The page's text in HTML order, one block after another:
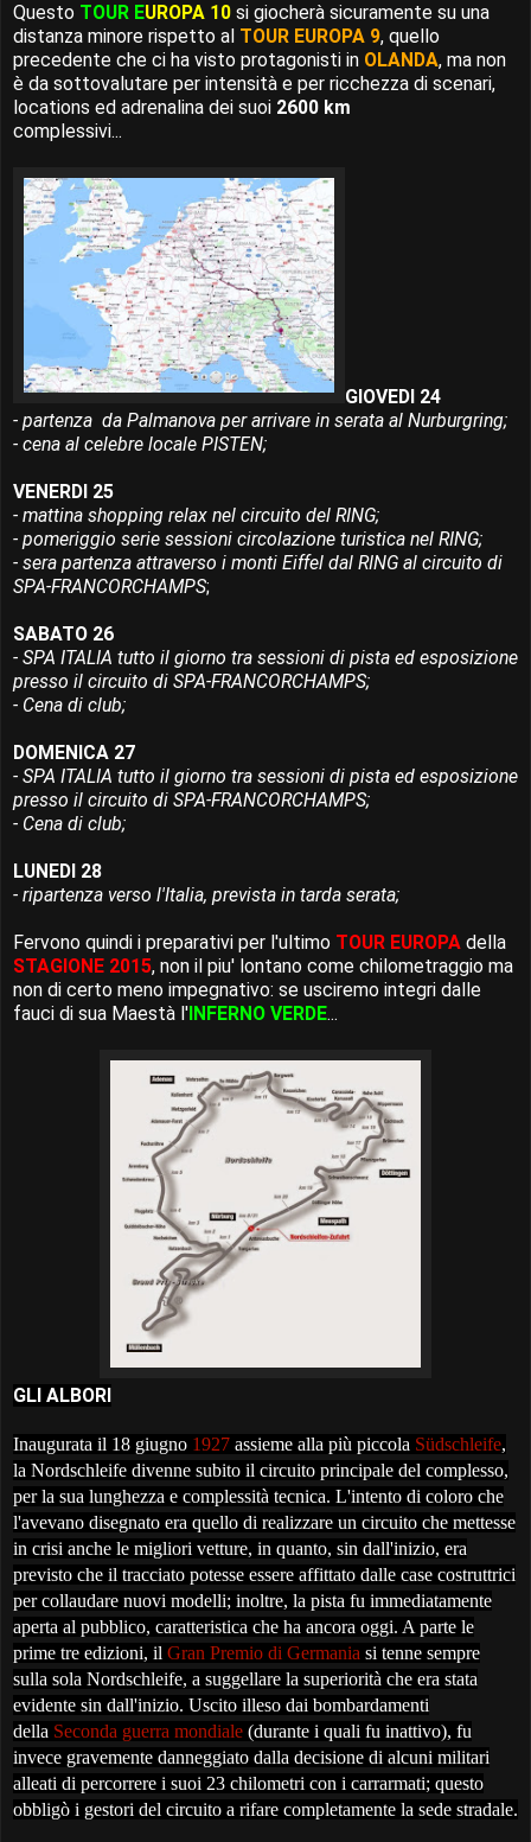
Questo TOUR EUROPA 10 si giocherà sicuramente su una
distanza minore rispetto al TOUR EUROPA 9, quello
precedente che ci ha visto protagonisti in OLANDA, ma non
è da sottovalutare per intensità e per ricchezza di scenari,
locations ed adrenalina dei suoi 2600 km
complessivi...
GIOVEDI 24
- partenza da Palmanova per arrivare in serata al Nurburgring;
- cena al celebre locale PISTEN;
VENERDI 25
- mattina shopping relax nel circuito del RING;
- pomeriggio serie sessioni circolazione turistica nel RING;
- sera partenza attraverso i monti Eiffel dal RING al circuito di
SPA-FRANCORCHAMPS;
SABATO 26
- SPA ITALIA tutto il giorno tra sessioni di pista ed esposizione
presso il circuito di SPA-FRANCORCHAMPS;
- Cena di club;
DOMENICA 27
- SPA ITALIA tutto il giorno tra sessioni di pista ed esposizione
presso il circuito di SPA-FRANCORCHAMPS;
- Cena di club;
LUNEDI 28
- ripartenza verso l'Italia, prevista in tarda serata;
Fervono quindi i preparativi per l'ultimo TOUR EUROPA della
STAGIONE 2015, non il piu' lontano come chilometraggio ma
non di certo meno impegnativo: se usciremo integri dalle
fauci di sua Maestà l' INFERNO VERDE...
GLI ALBORI
Inaugurata il 18 giugno 1927 assieme alla più piccola Südschleife,
la Nordschleife divenne subito il circuito principale del complesso,
per la sua lunghezza e complessità tecnica. L'intento di coloro che
l'avevano disegnato era quello di realizzare un circuito che mettesse
in crisi anche le migliori vetture, in quanto, sin dall'inizio, era
previsto che il tracciato potesse essere affittato dalle case costruttrici
per collaudare nuovi modelli; inoltre, la pista fu immediatamente
aperta al pubblico, caratteristica che ha ancora oggi. A parte le
prime tre edizioni, il Gran Premio di Germania si tenne sempre
sulla sola Nordschleife, a suggellare la superiorità che era stata
evidente sin dall'inizio. Uscito illeso dai bombardamenti
della Seconda guerra mondiale (durante i quali fu inattivo), fu
invece gravemente danneggiato dalla decisione di alcuni militari
alleati di percorrere i suoi 23 chilometri con i carrarmati; questo
obbligò i gestori del circuito a rifare completamente la sede stradale.